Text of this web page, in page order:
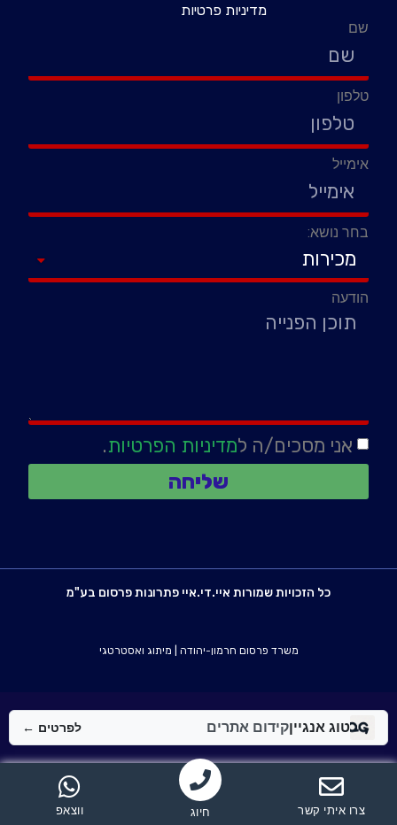
מדיניות פרטיות
שם
טלפון
אימייל
בחר נושא:
הודעה
אני מסכים/ה למדיניות הפרטיות.
שליחה
כל הזכויות שמורות איי.די.איי פתרונות פרסום בע"מ
משרד פרסום חרמון-יהודה מיתוג ואסטרטגי
טוג אנגייןקידום אתרים לפרטים ←
צרו איתי קשר חיוג ווצאפ